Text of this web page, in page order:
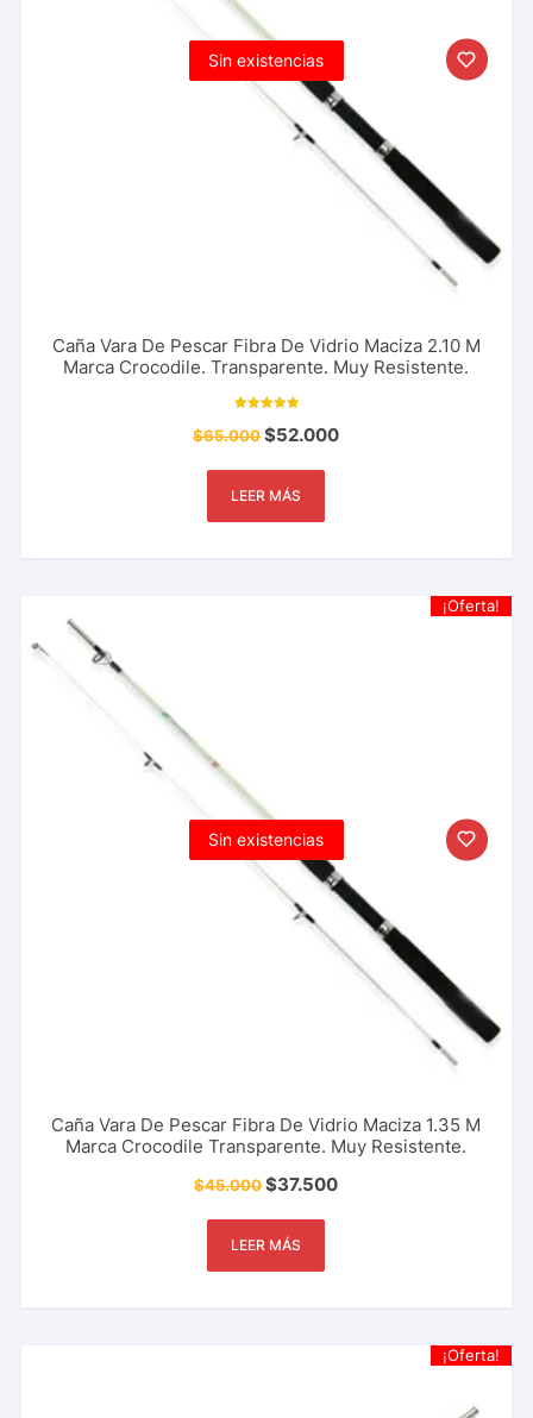
Sin existencias
Caña Vara De Pescar Fibra De Vidrio Maciza 2.10 M
Marca Crocodile. Transparente. Muy Resistente.
5.00
de 5
$65.000$52.000
LEER MÁS
Sin existencias
¡Oferta!
Caña Vara De Pescar Fibra De Vidrio Maciza 1.35 M
Marca Crocodile Transparente. Muy Resistente.
$45.000$37.500
LEER MÁS
¡Oferta!